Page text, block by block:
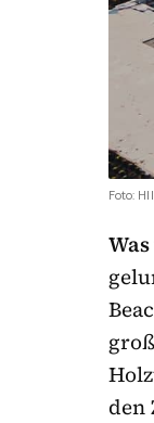
Foto:
den